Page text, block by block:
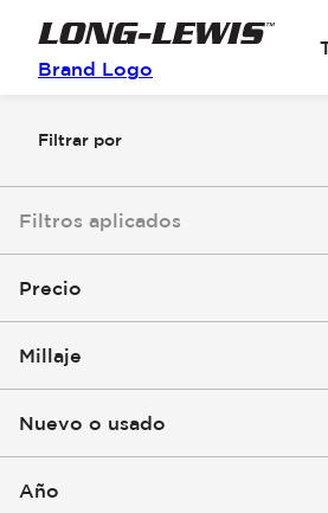
Brand Logo
Filtrar por
Filtros aplicados
Precio
Millaje
Nuevo o usado
Año